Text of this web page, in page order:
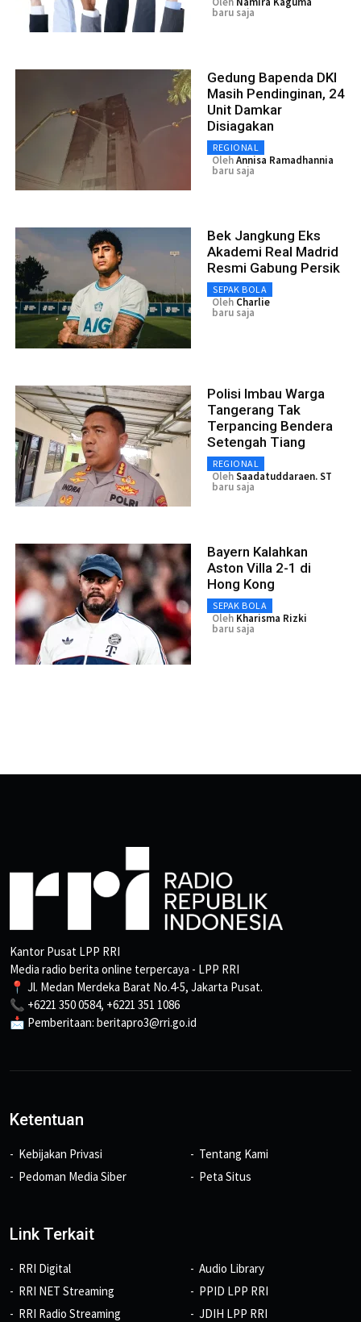
baru saja
Gedung Bapenda DKI
Masih Pendinginan, 24
Unit Damkar
Disiagakan
REGIONAL
OlehAnnisa Ramadhannia
baru saja
Bek Jangkung Eks
Akademi Real Madrid
Resmi Gabung Persik
SEPAK BOLA
Oleh Charlie
baru saja
Polisi Imbau Warga
Tangerang Tak
Terpancing Bendera
Setengah Tiang
REGIONAL
OlehSaadatuddaraen. ST
baru saja
Bayern Kalahkan
Aston Villa 2-1 di
Hong Kong
SEPAK BOLA
Oleh Kharisma Rizki
baru saja
Kantor Pusat LPP RRI
Media radio berita online terpercaya - LPP RRI
📍 Jl. Medan Merdeka Barat No.4-5, Jakarta Pusat.
📞 +6221 350 0584, +6221 351 1086
📩 Pemberitaan: beritapro3@rri.go.id
Ketentuan
Kebijakan Privasi
Pedoman Media Siber
Tentang Kami
Peta Situs
Link Terkait
RRI Digital
RRI NET Streaming
RRI Radio Streaming
Audio Library
PPID LPP RRI
JDIH LPP RRI